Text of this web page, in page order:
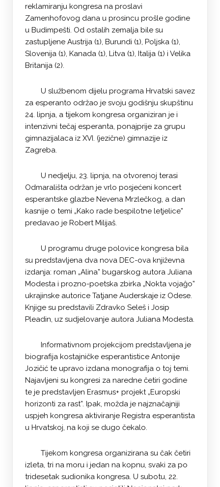
reklamiranju kongresa na proslavi
Zamenhofovog dana u prosincu prošle godine
u Budimpešti. Od ostalih zemalja bile su
zastupljene Austrija (1), Burundi (1), Poljska (1),
Slovenija (1), Kanada (1), Litva (1), Italija (1) i Velika
Britanija (2).
U službenom dijelu programa Hrvatski savez
za esperanto održao je svoju godišnju skupštinu
24. lipnja, a tijekom kongresa organiziran je i
intenzivni tečaj esperanta, ponajprije za grupu
gimnazijalaca iz XVI. (jezične) gimnazije iz
Zagreba.
U nedjelju, 23. lipnja, na otvorenoj terasi
Odmarališta održan je vrlo posjećeni koncert
esperantske glazbe Nevena Mrzlečkog, a dan
kasnije o temi „Kako rade bespilotne letjelice”
predavao je Robert Milijaš.
U programu druge polovice kongresa bila
su predstavljena dva nova DEC-ova književna
izdanja: roman „Alina” bugarskog autora Juliana
Modesta i prozno-poetska zbirka „Nokta vojaĝo”
ukrajinske autorice Tatjane Auderskaje iz Odese.
Knjige su predstavili Zdravko Seleš i Josip
Pleadin, uz sudjelovanje autora Juliana Modesta.
Informativnom projekcijom predstavljena je
biografija kostajničke esperantistice Antonije
Jozičić te upravo izdana monografija o toj temi.
Najavljeni su kongresi za naredne četiri godine
te je predstavljen Erasmus+ projekt „Europski
horizonti za rast”. Ipak, možda je najznačajniji
uspjeh kongresa aktiviranje Registra esperantista
u Hrvatskoj, na koji se dugo čekalo.
Tijekom kongresa organizirana su čak četiri
izleta, tri na moru i jedan na kopnu, svaki za po
tridesetak sudionika kongresa. U subotu, 22.